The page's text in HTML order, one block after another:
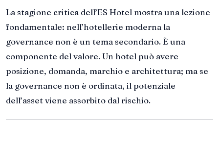
La stagione critica dell’ES Hotel mostra una lezione
fondamentale: nell’hotellerie moderna la
governance non è un tema secondario. È una
componente del valore. Un hotel può avere
posizione, domanda, marchio e architettura; ma se
la governance non è ordinata, il potenziale
dell’asset viene assorbito dal rischio.